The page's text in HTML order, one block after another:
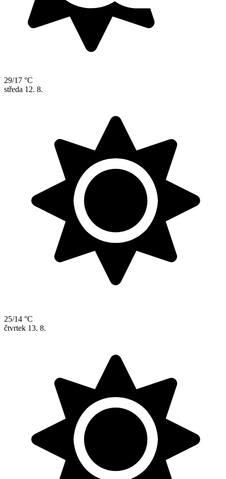
29/17 °C
středa 12. 8.
25/14 °C
čtvrtek 13. 8.